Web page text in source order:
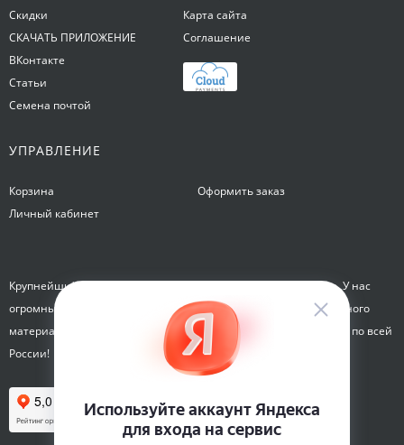
Скидки
СКАЧАТЬ ПРИЛОЖЕНИЕ
ВКонтакте
Статьи
Семена почтой
Карта сайта
Соглашение
УПРАВЛЕНИЕ
Корзина
Личный кабинет
Оформить заказ
Крупнейший интернет-магазин семян Семена на Яблочкова. У нас
огромный каталог семян, растений, луковиц цветов и посадочного
материала. Здесь вы можете купить семена почтой и курьером по всей
России!